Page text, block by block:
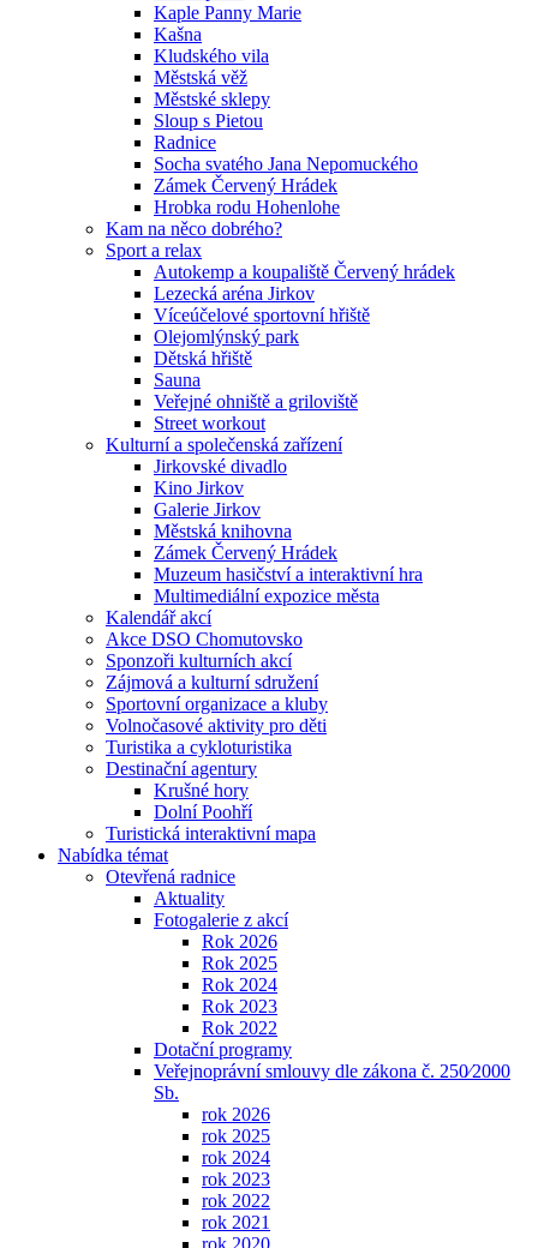
Kaple Panny Marie
Kašna
Kludského vila
Městská věž
Městské sklepy
Sloup s Pietou
Radnice
Socha svatého Jana Nepomuckého
Zámek Červený Hrádek
Hrobka rodu Hohenlohe
Kam na něco dobrého?
Sport a relax
Autokemp a koupaliště Červený hrádek
Lezecká aréna Jirkov
Víceúčelové sportovní hřiště
Olejomlýnský park
Dětská hřiště
Sauna
Veřejné ohniště a griloviště
Street workout
Kulturní a společenská zařízení
Jirkovské divadlo
Kino Jirkov
Galerie Jirkov
Městská knihovna
Zámek Červený Hrádek
Muzeum hasičství a interaktivní hra
Multimediální expozice města
Kalendář akcí
Akce DSO Chomutovsko
Sponzoři kulturních akcí
Zájmová a kulturní sdružení
Sportovní organizace a kluby
Volnočasové aktivity pro děti
Turistika a cykloturistika
Destinační agentury
Krušné hory
Dolní Poohří
Turistická interaktivní mapa
Nabídka témat
Otevřená radnice
Aktuality
Fotogalerie z akcí
Rok 2026
Rok 2025
Rok 2024
Rok 2023
Rok 2022
Dotační programy
Veřejnoprávní smlouvy dle zákona č. 250⁄2000
Sb.
rok 2026
rok 2025
rok 2024
rok 2023
rok 2022
rok 2021
rok 2020